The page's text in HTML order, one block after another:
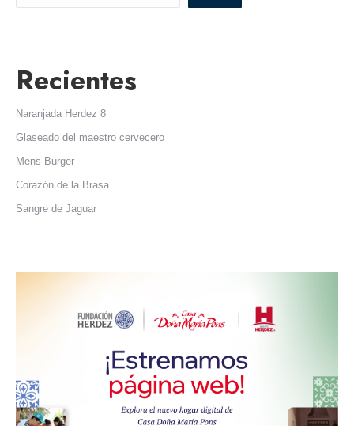
Recientes
Naranjada Herdez 8
Glaseado del maestro cervecero
Mens Burger
Corazón de la Brasa
Sangre de Jaguar